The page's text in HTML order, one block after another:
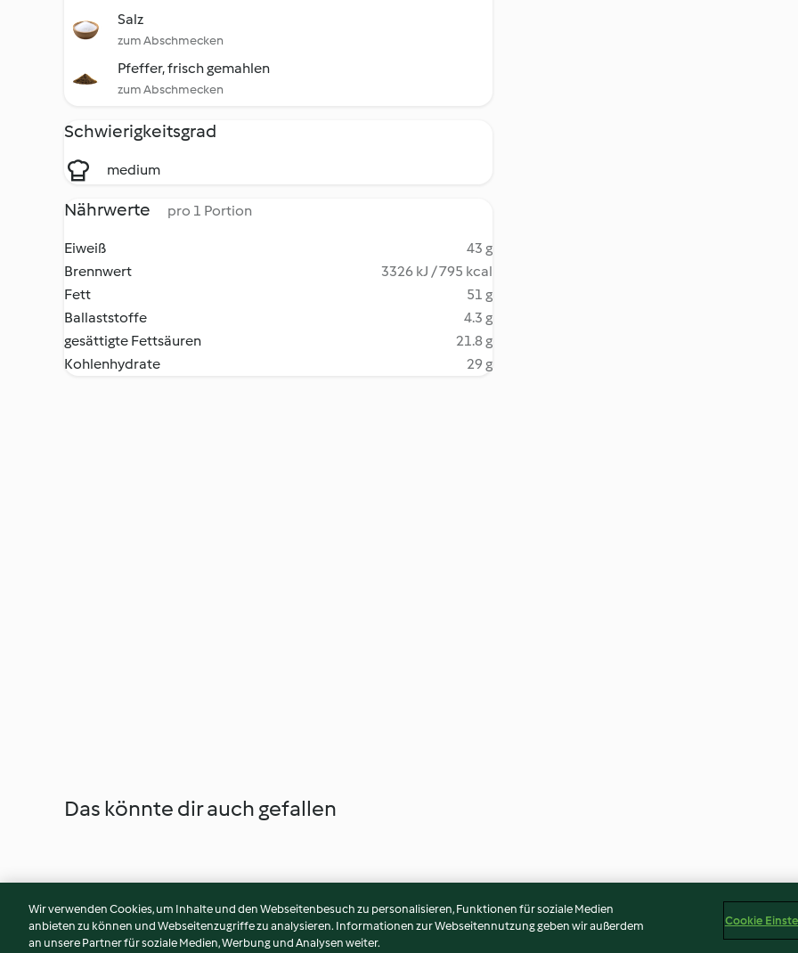
Salz
zum Abschmecken
Pfeffer, frisch gemahlen
zum Abschmecken
Schwierigkeitsgrad
medium
Nährwerte pro 1 Portion
Eiweiß
43 g
Brennwert
3326 kJ / 795 kcal
Fett
51 g
Ballaststoffe
4.3 g
gesättigte Fettsäuren
21.8 g
Kohlenhydrate
29 g
Das könnte dir auch gefallen
Wir verwenden Cookies, um Inhalte und den Webseitenbesuch zu personalisieren, Funktionen für soziale Medien
anbieten zu können und Webseitenzugriffe zu analysieren. Informationen zur Webseitennutzung geben wir außerdem
an unsere Partner für soziale Medien, Werbung und Analysen weiter.
Cookie